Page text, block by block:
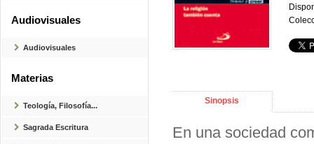
Audiovisuales
Audiovisuales
Materias
Teología, Filosofía...
Sagrada Escritura
Sinopsis
En una sociedad